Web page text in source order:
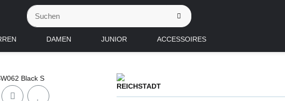
DAMEN JUNIOR ACCESSOIRES